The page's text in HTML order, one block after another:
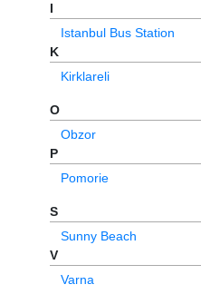
I
Istanbul Bus Station
K
Kirklareli
O
Obzor
P
Pomorie
S
Sunny Beach
V
Varna